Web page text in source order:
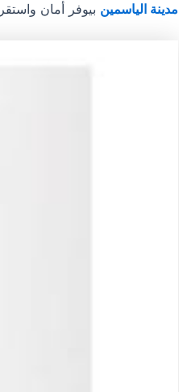
مدينة الياسمين بيوفر أمان